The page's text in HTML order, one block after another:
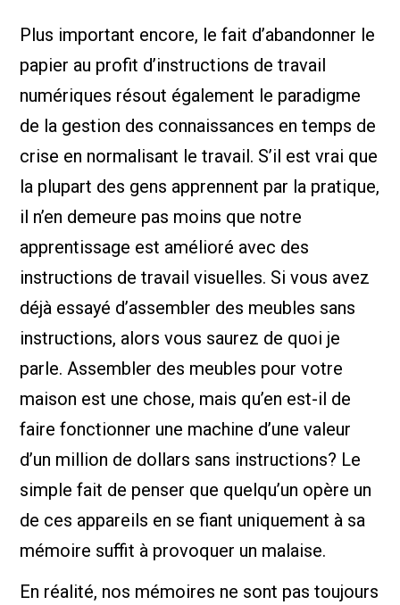
Plus important encore, le fait d’abandonner le
papier au profit d’instructions de travail
numériques résout également le paradigme
de la gestion des connaissances en temps de
crise en normalisant le travail. S’il est vrai que
la plupart des gens apprennent par la pratique,
il n’en demeure pas moins que notre
apprentissage est amélioré avec des
instructions de travail visuelles. Si vous avez
déjà essayé d’assembler des meubles sans
instructions, alors vous saurez de quoi je
parle. Assembler des meubles pour votre
maison est une chose, mais qu’en est-il de
faire fonctionner une machine d’une valeur
d’un million de dollars sans instructions? Le
simple fait de penser que quelqu’un opère un
de ces appareils en se fiant uniquement à sa
mémoire suffit à provoquer un malaise.
En réalité, nos mémoires ne sont pas toujours